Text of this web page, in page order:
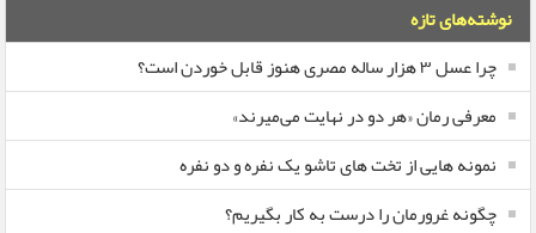
نوشته‌های تازه
چرا عسل ۳ هزار ساله‌ مصری هنوز قابل خوردن است؟
معرفی رمان «هر دو در نهایت می‌میرند»
نمونه هایی از تخت های تاشو یک نفره و دو نفره
چگونه غرورمان را درست به کار بگیریم؟